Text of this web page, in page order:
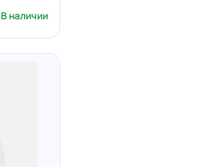
В наличии